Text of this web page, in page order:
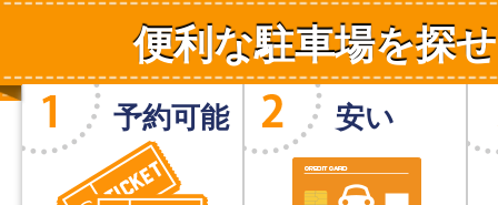
便利な駐車場を探
予約可能 安い